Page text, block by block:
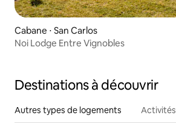
Cabane ⋅ San Carlos
Noi Lodge Entre Vignobles
Destinations à découvrir
Autres types de logements Activités